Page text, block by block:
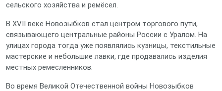
сельского хозяйства и ремёсел.
В XVII веке Новозыбков стал центром торгового пути,
связывающего центральные районы России с Уралом. На
улицах города тогда уже появлялись кузницы, текстильные
мастерские и небольшие лавки, где продавались изделия
местных ремесленников.
Во время Великой Отечественной войны Новозыбков